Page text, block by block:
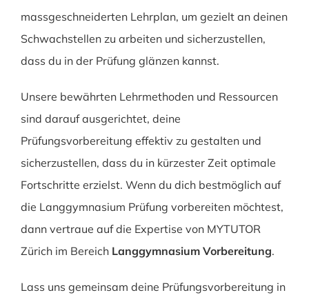
massgeschneiderten Lehrplan, um gezielt an deinen
Schwachstellen zu arbeiten und sicherzustellen,
dass du in der Prüfung glänzen kannst.
Unsere bewährten Lehrmethoden und Ressourcen
sind darauf ausgerichtet, deine
Prüfungsvorbereitung effektiv zu gestalten und
sicherzustellen, dass du in kürzester Zeit optimale
Fortschritte erzielst. Wenn du dich bestmöglich auf
die Langgymnasium Prüfung vorbereiten möchtest,
dann vertraue auf die Expertise von MYTUTOR
Zürich im Bereich Langgymnasium Vorbereitung.
Lass uns gemeinsam deine Prüfungsvorbereitung in